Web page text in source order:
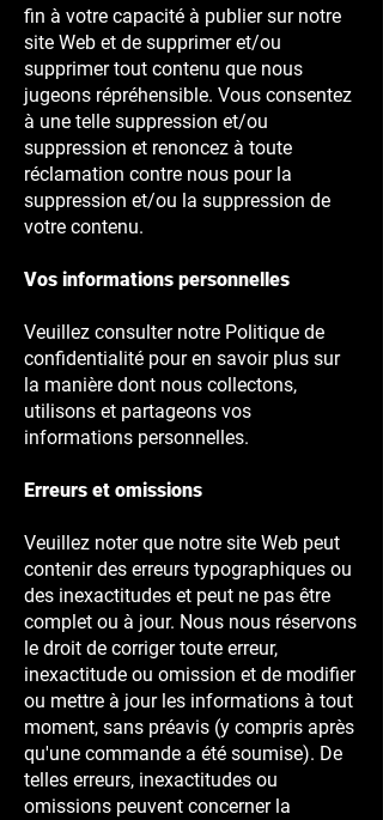
fin à votre capacité à publier sur notre
site Web et de supprimer et/ou
supprimer tout contenu que nous
jugeons répréhensible. Vous consentez
à une telle suppression et/ou
suppression et renoncez à toute
réclamation contre nous pour la
suppression et/ou la suppression de
votre contenu.
Vos informations personnelles
Veuillez consulter notre Politique de
confidentialité pour en savoir plus sur
la manière dont nous collectons,
utilisons et partageons vos
informations personnelles.
Erreurs et omissions
Veuillez noter que notre site Web peut
contenir des erreurs typographiques ou
des inexactitudes et peut ne pas être
complet ou à jour. Nous nous réservons
le droit de corriger toute erreur,
inexactitude ou omission et de modifier
ou mettre à jour les informations à tout
moment, sans préavis (y compris après
qu'une commande a été soumise). De
telles erreurs, inexactitudes ou
omissions peuvent concerner la